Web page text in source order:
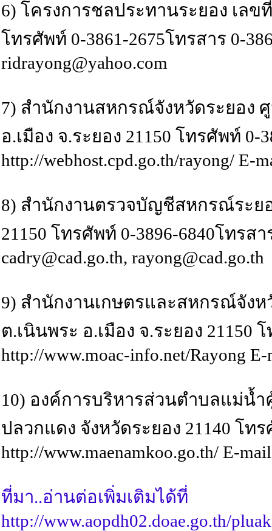
6) โครงการชลประทานระยอง เลข
โทรศัพท์ 0-3861-2675โทรสาร 0-
ridrayong@yahoo.com
7) สำนักงานสหกรณ์จังหวัดระยอง
อ.เมือง จ.ระยอง 21150 โทรศัพท์ 0-
http://webhost.cpd.go.th/rayong/ E-
8) สำนักงานตรวจบัญชีสหกรณ์ระยอ
21150 โทรศัพท์ 0-3896-6840โทรสา
cadry@cad.go.th, rayong@cad.go.th
9) สำนักงานเกษตรและสหกรณ์จัง
ต.เนินพระ อ.เมือง จ.ระยอง 21150
http://www.moac-info.net/Rayong
10) องค์การบริหารส่วนตำบลแม่น้
ปลวกแดง จังหวัดระยอง 21140 โทร
http://www.maenamkoo.go.th/ E-
ที่มา..อ่านต่อเพิ่มเติมได้ที่
http://www.aopdh02.doae.go.th/